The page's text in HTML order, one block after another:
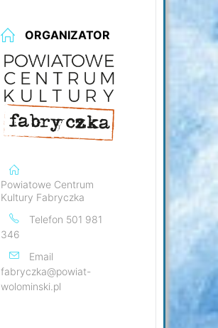
ORGANIZATOR
Powiatowe Centrum
Kultury Fabryczka
Telefon 501 981
346
Email
fabryczka@powiat-
wolominski.pl